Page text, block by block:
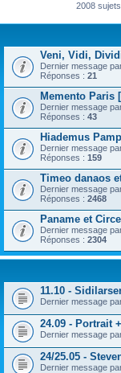
2008 sujets
Veni, Vidi,
Dernier message
Réponses : 21
Memento Paris
Dernier message
Réponses : 43
Hiademus
Dernier message
Réponses : 159
Timeo danaos
Dernier message
Réponses : 2468
Paname et
Dernier message
Réponses : 2304
11.10 -
Dernier message
24.09 - Portrait
Dernier message
24/25.05 -
Dernier message